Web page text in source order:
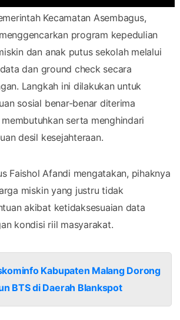
Kecamatan Asembagus,
program kepedulian
dan anak putus sekolah melalui
dan ground check secara
Langkah ini dilakukan untuk
sosial benar-benar diterima
serta menghindari
desil kesejahteraan.
Faishol Afandi mengatakan, pihaknya
miskin yang justru tidak
akibat ketidaksesuaian data
kondisi riil masyarakat.
Kabupaten Malang Dorong
BTS di Daerah Blankspot